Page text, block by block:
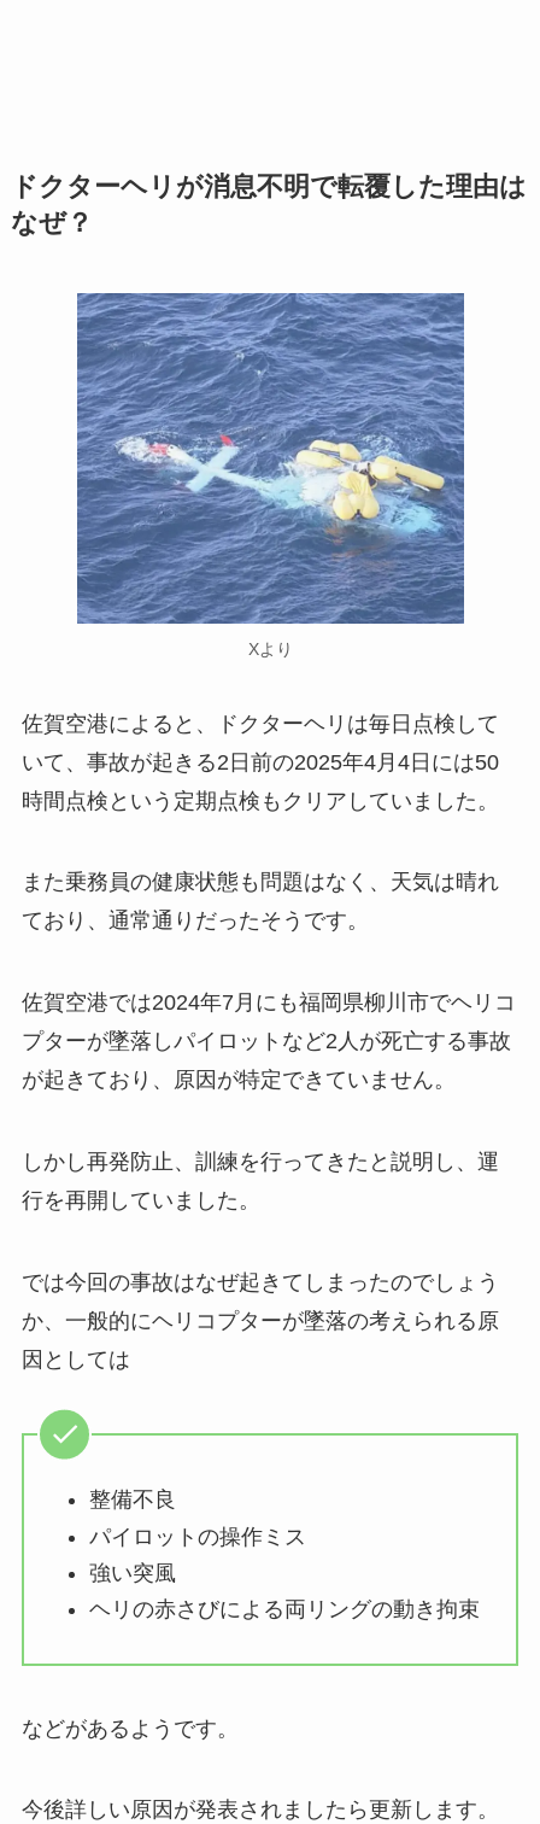
ドクターヘリが消息不明で転覆した理由は
なぜ？
Xより
佐賀空港によると、ドクターヘリは毎日点検して
いて、事故が起きる2日前の2025年4月4日には50
時間点検という定期点検もクリアしていました。
また乗務員の健康状態も問題はなく、天気は晴れ
ており、通常通りだったそうです。
佐賀空港では2024年7月にも福岡県柳川市でヘリコ
プターが墜落しパイロットなど2人が死亡する事故
が起きており、原因が特定できていません。
しかし再発防止、訓練を行ってきたと説明し、運
行を再開していました。
では今回の事故はなぜ起きてしまったのでしょう
か、一般的にヘリコプターが墜落の考えられる原
因としては
整備不良
パイロットの操作ミス
強い突風
ヘリの赤さびによる両リングの動き拘束
などがあるようです。
今後詳しい原因が発表されましたら更新します。